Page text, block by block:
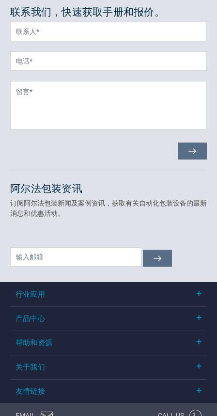
联系我们，快速获取手册和报价。
阿尔法包装资讯
订阅阿尔法包装新闻及案例资讯，获取有关自动化包装设备的最新
消息和优惠活动。
行业应用
产品中心
帮助和资源
关于我们
友情链接